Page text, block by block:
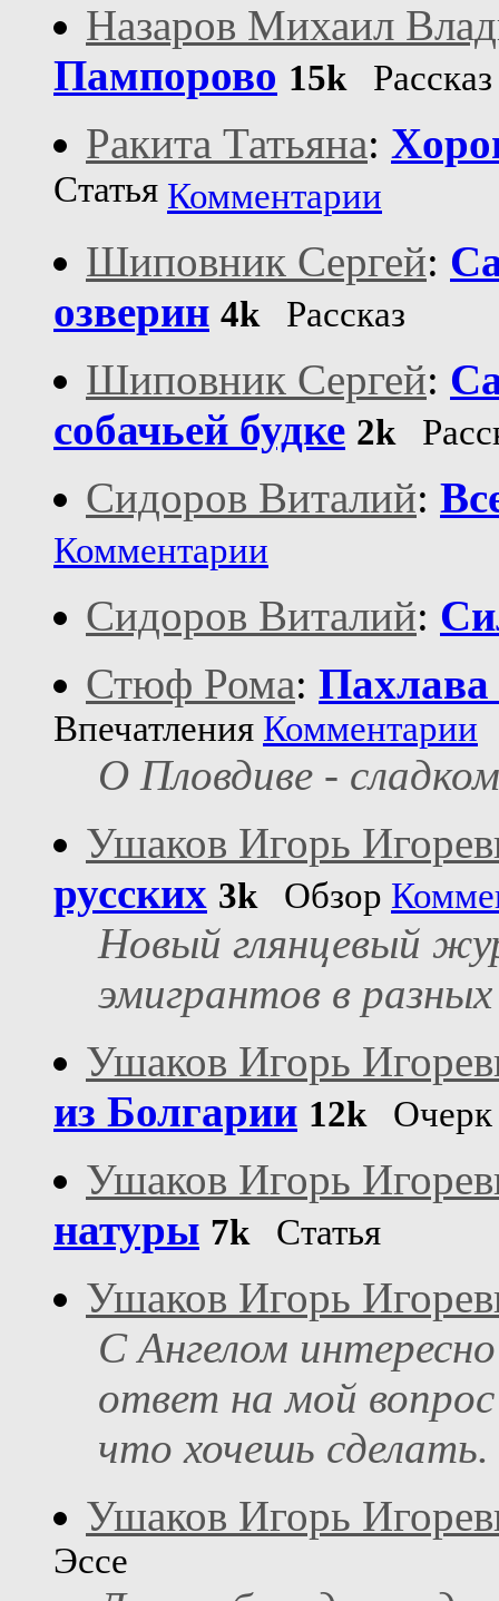
Назаров Михаил
Пампорово 15k
Ракита Татьяна:
Статья Комментарии
Шиповник Сергей:
озверин 4kРассказ
Шиповник Сергей:
собачьей будке 2k
Сидоров Виталий:
Комментарии
Сидоров Виталий:
Стюф Рома: Пахлава
Впечатления Комментарии
О Пловдиве -
Ушаков Игорь
русских 3kОбзор
Новый глянцевый
эмигрантов в
Ушаков Игорь
из Болгарии 12kОчерк
Ушаков Игорь
натуры 7kСтатья
Ушаков Игорь
С Ангелом
ответ на мой
что хочешь сделать.
Ушаков Игорь
Эссе